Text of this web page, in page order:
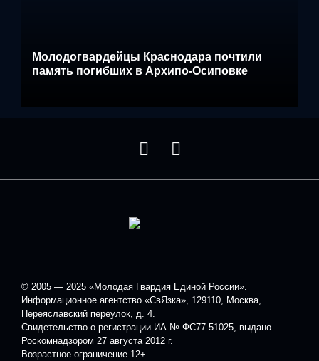
Молодогвардейцы Краснодара почтили
память погибших в Архипо-Осиповке
© 2005 — 2025 «Молодая Гвардия Единой России».
Информационное агентство «СвЯзка», 129110, Москва,
Переяславский переулок, д. 4.
Свидетельство о регистрации ИА № ФС77-51025, выдано
Роскомнадзором 27 августа 2012 г.
Возрастное ограничение 12+